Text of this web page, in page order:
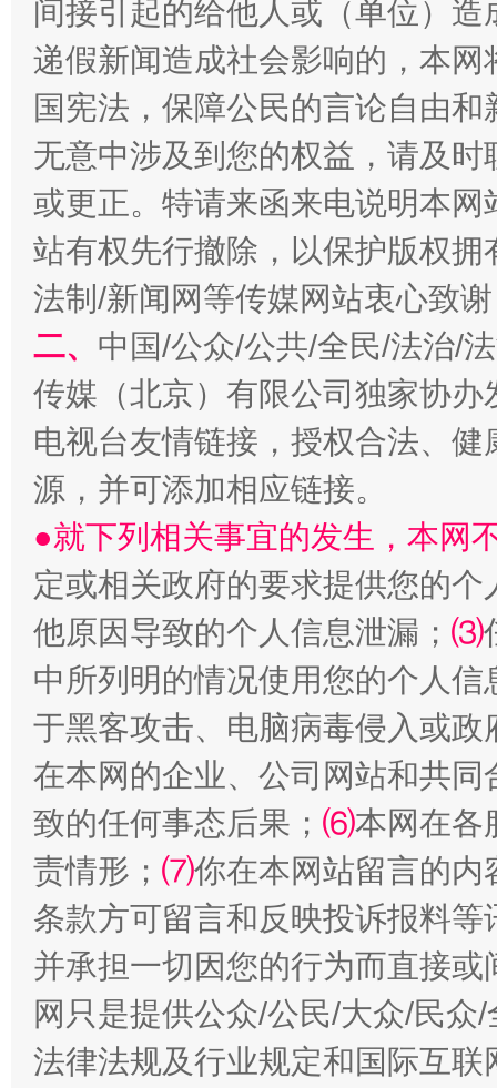
解纷+调解+退费，一次搞定
站台名比不上好声名
漫山遍野的桃花与雪山、麦地、白藏房 除
招工难、用工荒背后
间接引起的给他人或（单位）
递假新闻造成社会影响的，本
国宪法，保障公民的言论自由
无意中涉及到您的权益，请及
或更正。特请来函来电说明本
站有权先行撤除，以保护版权
法制/新闻网等传媒网站衷心致
二、 中国/公众/公共/全民/法治/
传媒（北京）有限公司独家协
电视台友情链接，授权合法、
源，并可添加相应链接。
●就下列相关事宜的发生，本网
定或相关政府的要求提供您的个
他原因导致的个人信息泄漏； ⑶
中所列明的情况使用您的个人
于黑客攻击、电脑病毒侵入或
在本网的企业、公司网站和共
致的任何事态后果； ⑹本网在各
责情形； ⑺你在本网站留言的内
条款方可留言和反映投诉报料
并承担一切因您的行为而直接
网只是提供公众/公民/大众/民
法律法规及行业规定和国际互